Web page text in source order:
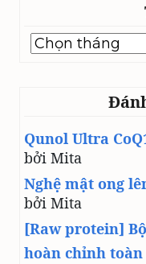
Time
line
Qunol Ultra
bởi Mita
Nghệ mật ong
bởi Mita
[Raw protein]
hoàn chỉnh